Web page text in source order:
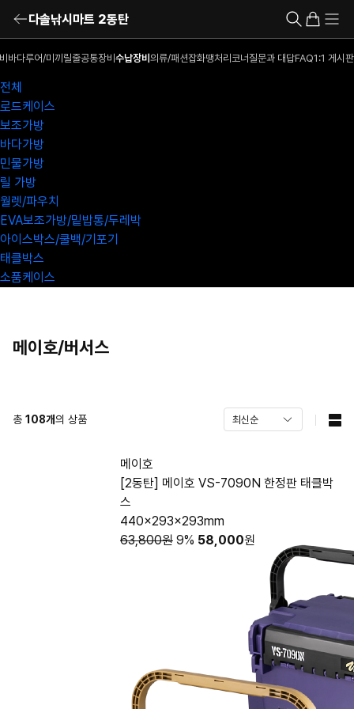
다솔낚시마트 2동탄
바다루어/미끼 릴줄공통장비 수납장비 의류/패션잡화땡처리코너 질문과 대답FAQ1:1 게시판
전체
로드케이스
보조가방
바다가방
민물가방
릴 가방
월렛/파우치
EVA보조가방/밑밥통/두레박
아이스박스/쿨백/기포기
태클박스
소품케이스
메이호/버서스
총 108개의 상품
메이호
[2동탄] 메이호 VS-7090N 한정판 태클박
스
440x293x293mm
63,800원 9% 58,000원